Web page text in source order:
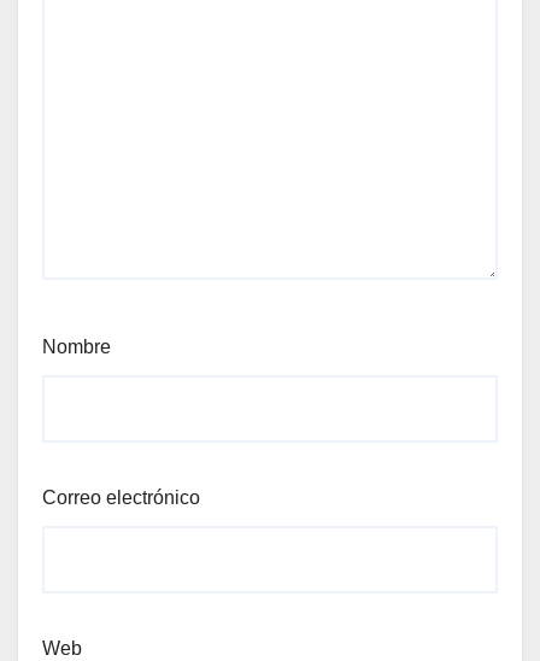
Nombre
Correo electrónico
Web